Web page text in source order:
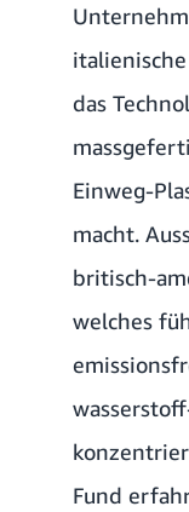
das
Einweg-
macht.
britisch-
welches
Fund